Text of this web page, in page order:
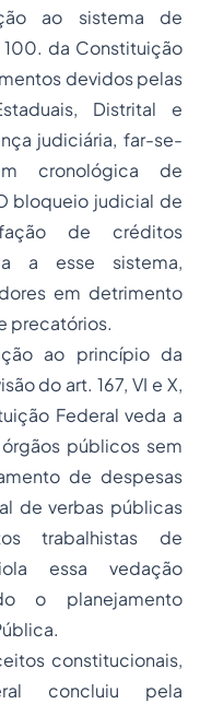
ao sistema de
da Constituição
devidos pelas
Distrital e
judiciária, far-se-
cronológica de
bloqueio judicial de
de créditos
a esse sistema,
em detrimento
precatórios.
ao princípio da
do art. 167, VI e X,
Federal veda a
públicos sem
de despesas
de verbas públicas
trabalhistas de
essa vedação
o planejamento
constitucionais,
concluiu pela